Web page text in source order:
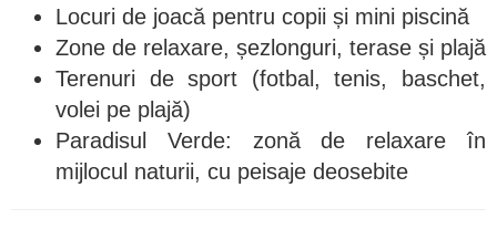
Locuri de joacă pentru copii și mini piscină
Zone de relaxare, șezlonguri, terase și plajă
Terenuri de sport (fotbal, tenis, baschet,
volei pe plajă)
Paradisul Verde: zonă de relaxare în
mijlocul naturii, cu peisaje deosebite